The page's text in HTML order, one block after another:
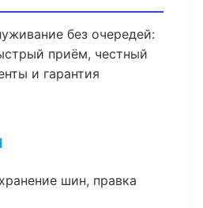
без очередей:
приём, честный
и гарантия
шин, правка